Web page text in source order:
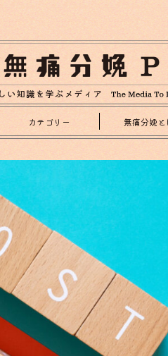
カテゴリー 無痛分娩と